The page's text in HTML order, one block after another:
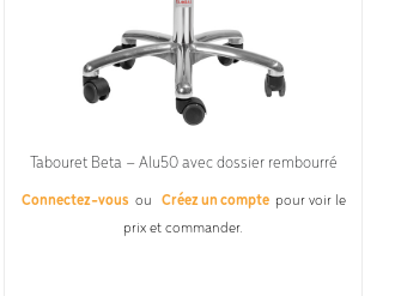
Tabouret Beta – Alu50 avec dossier rembourré
Connectez-vous ou Créez un compte pour voir le
prix et commander.